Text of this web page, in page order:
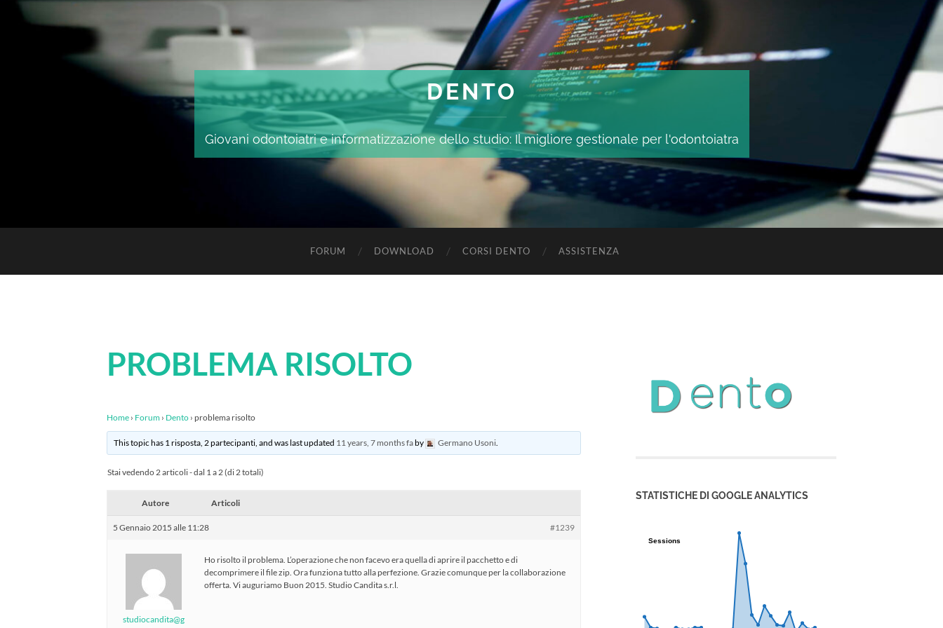
DENTO
Giovani odontoiatri e informatizzazione dello studio: Il migliore gestionale per l'odontoiatra
FORUM DOWNLOAD CORSI DENTO ASSISTENZA
PROBLEMA RISOLTO
Home › Forum › Dento › problema risolto
This topic has 1 risposta, 2 partecipanti, and was last updated 11 years, 7 months faby Germano Usoni
Stai vedendo 2 articoli - dal 1 a 2 (di 2 totali)
Autore Articoli
5 Gennaio 2015 alle 11:28 #1239
studiocandita@g
Ho risolto il problema. L’operazione che non facevo era quella di aprire il pacchetto e di
decomprimere il file zip. Ora funziona tutto alla perfezione. Grazie comunque per la collaborazione
offerta. Vi auguriamo Buon 2015. Studio Candita s.r.l.
STATISTICHE DI GOOGLE ANALYTICS
Sessions
Sessions